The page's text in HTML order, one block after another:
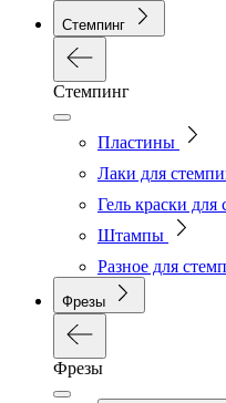
Стемпинг
Стемпинг
Пластины
Лаки для
Гель краски для
Штампы
Разное для
Фрезы
Фрезы